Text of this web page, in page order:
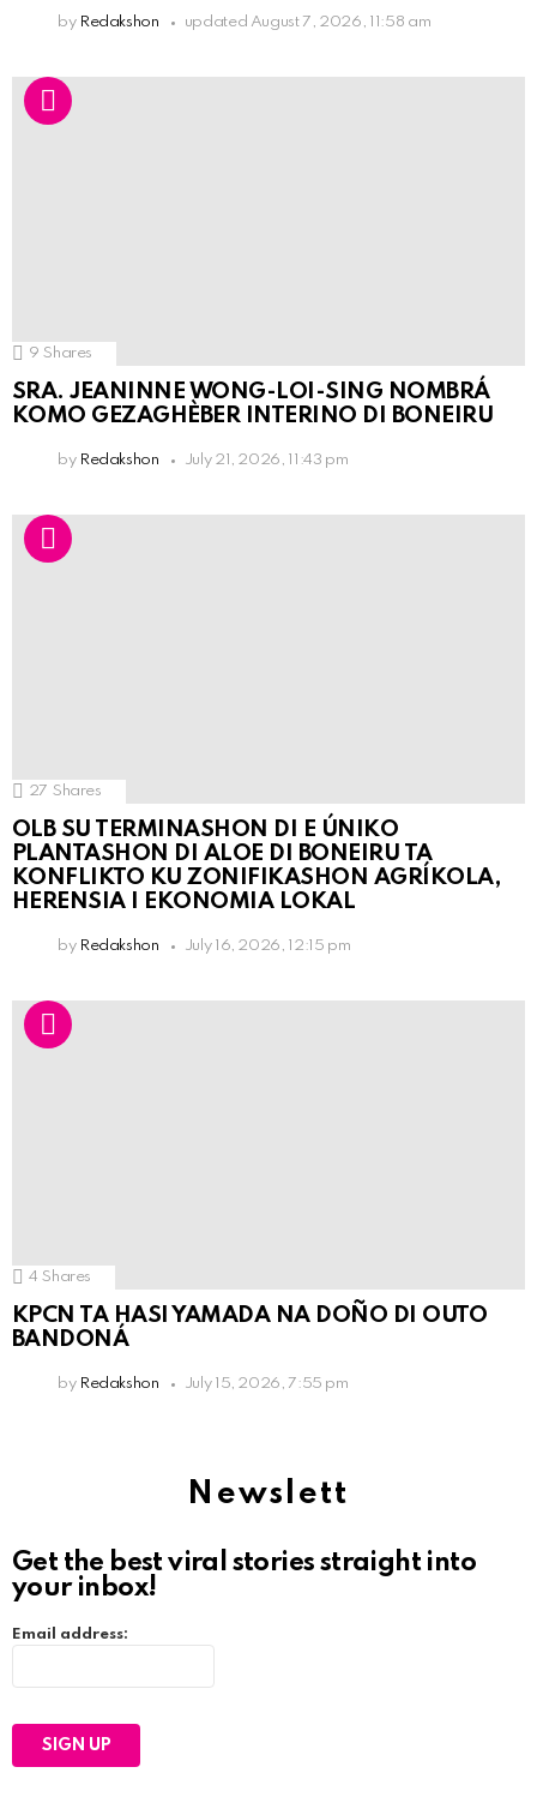
by Redakshon updated August 7, 2026, 11:58 am
9 Shares
SRA. JEANINNE WONG-LOI-SING NOMBRÁ
KOMO GEZAGHÈBER INTERINO DI BONEIRU
by Redakshon July 21, 2026, 11:43 pm
27 Shares
OLB SU TERMINASHON DI E ÚNIKO
PLANTASHON DI ALOE DI BONEIRU TA
KONFLIKTO KU ZONIFIKASHON AGRÍKOLA,
HERENSIA I EKONOMIA LOKAL
by Redakshon July 16, 2026, 12:15 pm
4 Shares
KPCN TA HASI YAMADA NA DOÑO DI OUTO
BANDONÁ
by Redakshon July 15, 2026, 7:55 pm
Newslett
Get the best viral stories straight into
your inbox!
Email address: